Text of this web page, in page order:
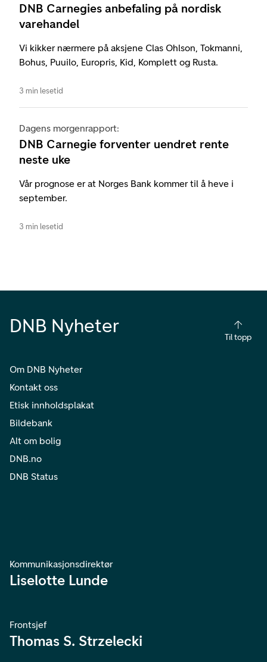
DNB Carnegies anbefaling på nordisk
varehandel
Vi kikker nærmere på aksjene Clas Ohlson, Tokmanni,
Bohus, Puuilo, Europris, Kid, Komplett og Rusta.
3 min lesetid
Dagens morgenrapport:
DNB Carnegie forventer uendret rente
neste uke
Vår prognose er at Norges Bank kommer til å heve i
september.
3 min lesetid
DNB Nyheter
Til topp
Om DNB Nyheter
Kontakt oss
Etisk innholdsplakat
Bildebank
Alt om bolig
DNB.no
DNB Status
Kommunikasjonsdirektør
Liselotte Lunde
Frontsjef
Thomas S. Strzelecki